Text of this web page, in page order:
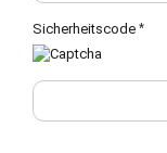
Sicherheitscode